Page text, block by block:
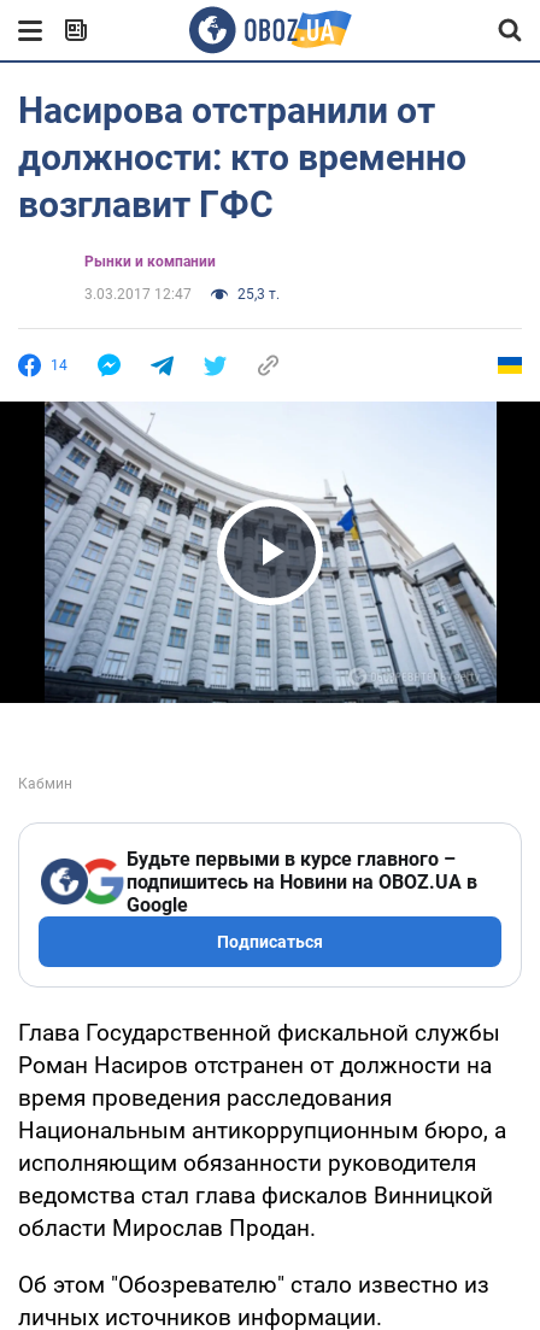
Насирова отстранили от
должности: кто временно
возглавит ГФС
Рынки и компании
3.03.2017 12:47
25,3 т.
14
Play Video
Будьте первыми в курсе главного –
подпишитесь на Новини на OBOZ.UA в
Google
Подписаться
Глава Государственной фискальной службы
Роман Насиров отстранен от должности на
время проведения расследования
Национальным антикоррупционным бюро, а
исполняющим обязанности руководителя
ведомства стал глава фискалов Винницкой
области Мирослав Продан.
Об этом "Обозревателю" стало известно из
личных источников информации.